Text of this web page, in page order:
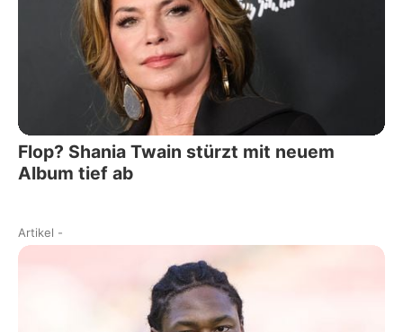
Flop? Shania Twain stürzt mit neuem
Album tief ab
Artikel -